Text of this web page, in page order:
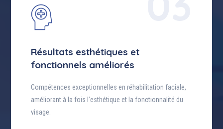
Résultats esthétiques et
fonctionnels améliorés
Compétences exceptionnelles en réhabilitation faciale,
améliorant à la fois l’esthétique et la fonctionnalité du
visage.